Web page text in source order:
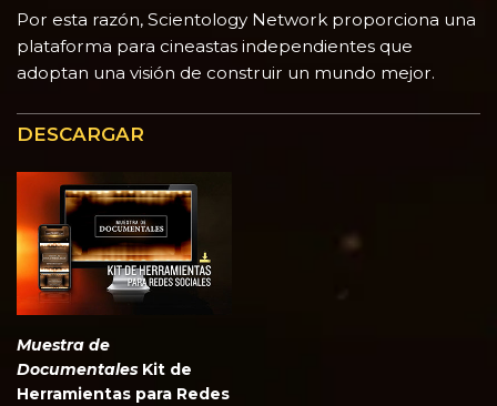
Por esta razón, Scientology Network proporciona una
plataforma para cineastas independientes que
adoptan una visión de construir un mundo mejor.
DESCARGAR
Muestra de
Documentales Kit de
Herramientas para Redes